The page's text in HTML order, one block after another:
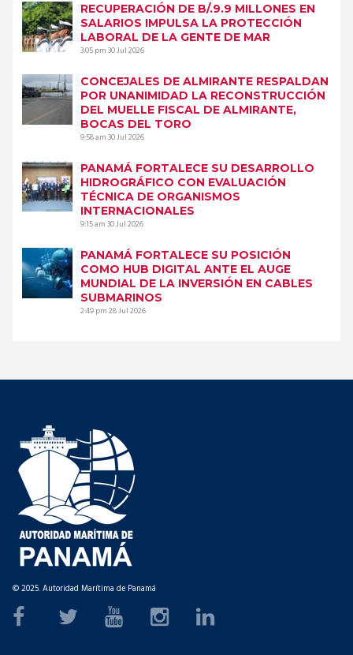
RECUPERACIÓN DE B/.9.9 MILLONES EN
SALARIOS IMPULSA LA PROTECCIÓN
LABORAL DE LA GENTE DE MAR
3:05 pm30 Jul 2026
CONCEJALES DE ALMIRANTE RESPALDAN
POR UNANIMIDAD LA RECONSTRUCCIÓN
DEL MUELLE FISCAL DE ALMIRANTE,
BOCAS DEL TORO
9:58 am30 Jul 2026
PANAMÁ FORTALECE SU DESARROLLO
HIDROGRÁFICO CON EVALUACIÓN
TÉCNICA DE ORGANISMOS
INTERNACIONALES
9:15 am30 Jul 2026
PANAMÁ FORTALECE SU POSICIÓN
COMO HUB DIGITAL ANTE EL AUGE
MUNDIAL DE LA INVERSIÓN EN CABLES
SUBMARINOS
2:49 pm28 Jul 2026
© 2025. Autoridad Marítima de Panamá